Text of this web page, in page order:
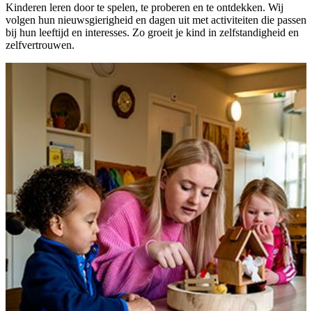
Kinderen leren door te spelen, te proberen en te ontdekken. Wij
volgen hun nieuwsgierigheid en dagen uit met activiteiten die passen
bij hun leeftijd en interesses. Zo groeit je kind in zelfstandigheid en
zelfvertrouwen.